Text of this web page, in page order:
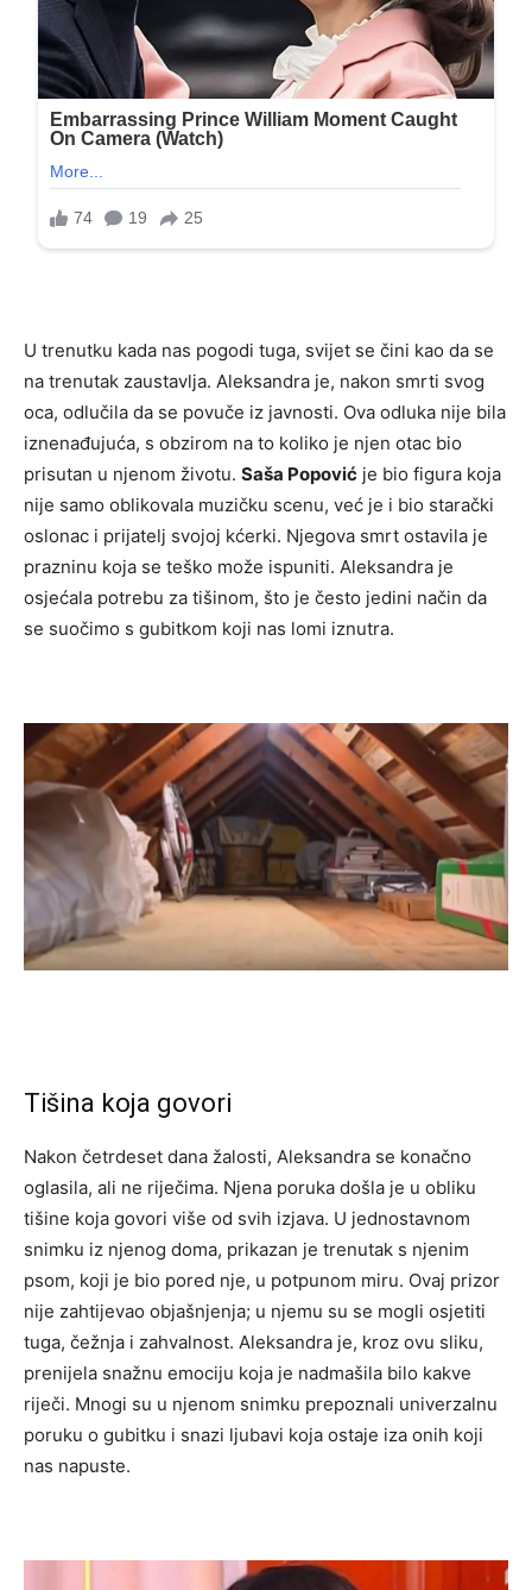
U trenutku kada nas pogodi tuga, svijet se čini kao da se
na trenutak zaustavlja. Aleksandra je, nakon smrti svog
oca, odlučila da se povuče iz javnosti. Ova odluka nije bila
iznenađujuća, s obzirom na to koliko je njen otac bio
prisutan u njenom životu. Saša Popović je bio figura koja
nije samo oblikovala muzičku scenu, već je i bio starački
oslonac i prijatelj svojoj kćerki. Njegova smrt ostavila je
prazninu koja se teško može ispuniti. Aleksandra je
osjećala potrebu za tišinom, što je često jedini način da
se suočimo s gubitkom koji nas lomi iznutra.
Tišina koja govori
Nakon četrdeset dana žalosti, Aleksandra se konačno
oglasila, ali ne riječima. Njena poruka došla je u obliku
tišine koja govori više od svih izjava. U jednostavnom
snimku iz njenog doma, prikazan je trenutak s njenim
psom, koji je bio pored nje, u potpunom miru. Ovaj prizor
nije zahtijevao objašnjenja; u njemu su se mogli osjetiti
tuga, čežnja i zahvalnost. Aleksandra je, kroz ovu sliku,
prenijela snažnu emociju koja je nadmašila bilo kakve
riječi. Mnogi su u njenom snimku prepoznali univerzalnu
poruku o gubitku i snazi ljubavi koja ostaje iza onih koji
nas napuste.